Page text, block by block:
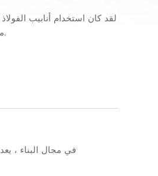
لقد كان استخدام أنابيب
من الفولاذ يحتوي على الكربون يتراوح من 0.05 ٪ إلى 2 ٪ ، على نطاق واسع في إنتاج الأنابيب بسبب مزاياه العديدة.
في مجال البناء ،